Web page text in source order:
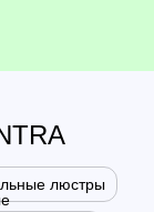
люстры